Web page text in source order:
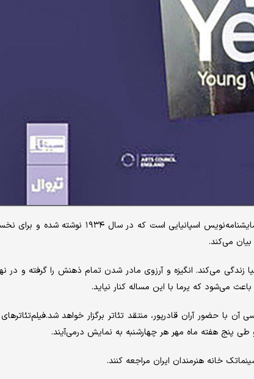
«یرما» نمایشنامه‌ای در سه پرده اثر فدریکو گارسیا لورکا شاعر و نمایشنامه‌نویس اسپانیایی است که در سال ۱۹۳۴
بیان می‌کند.
زندگی می‌کند. انگیزه و آرزوی مادر شدن تمام ذهنش را گرفته و در
می‌شود که یرما با این مساله کنار نیاید.
محصول ۲۰۱۷، نشست نقد و بررسی آن با حضور آران قادرپور، منتقد تئاتر برگزار خواهد